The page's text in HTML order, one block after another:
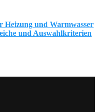
Heizung und Warmwasser
und Auswahlkriterien